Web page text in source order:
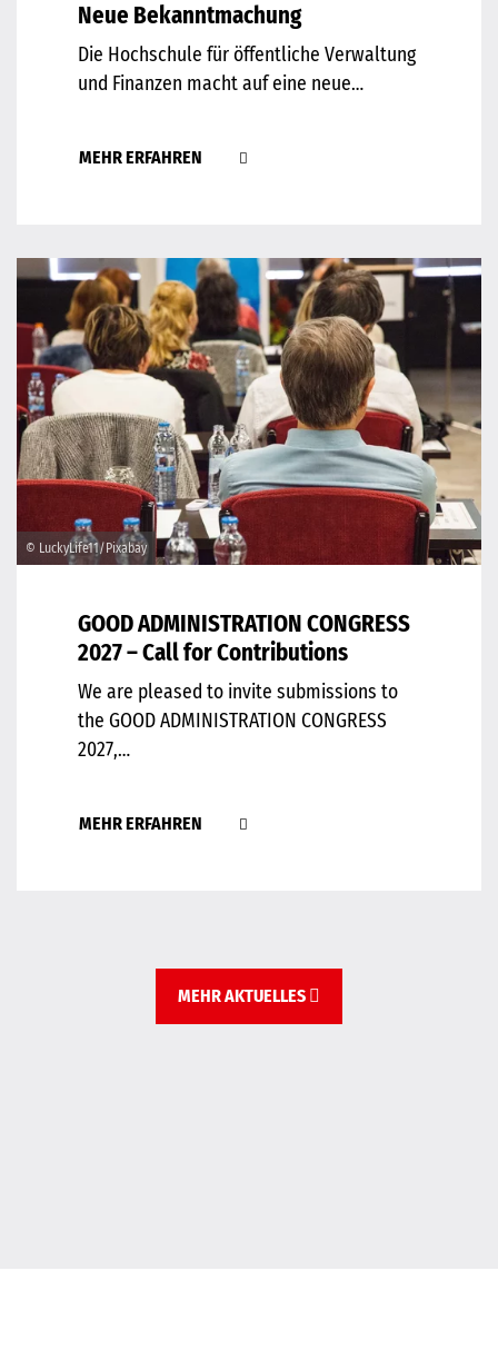
Neue Bekanntmachung
Die Hochschule für öffentliche Verwaltung
und Finanzen macht auf eine neue…
MEHR ERFAHREN
© LuckyLife11/Pixabay
GOOD ADMINISTRATION CONGRESS
2027 – Call for Contributions
We are pleased to invite submissions to
the GOOD ADMINISTRATION CONGRESS
2027,…
MEHR ERFAHREN
MEHR AKTUELLES